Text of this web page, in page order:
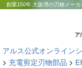
創業150年 大阪堺の刃物メー
アルス公式オンライン
充電剪定刃物部品